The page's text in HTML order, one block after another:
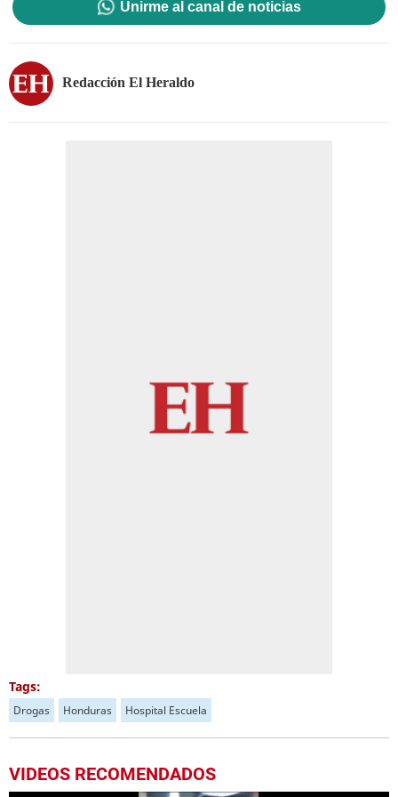
Unirme al canal de noticias
Redacción El Heraldo
Tags:
Drogas Honduras Hospital Escuela
VIDEOS RECOMENDADOS